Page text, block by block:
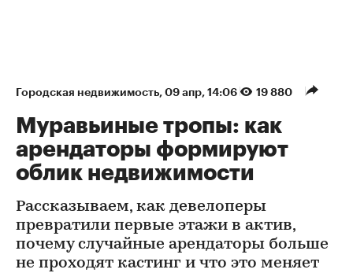
Городская недвижимость 09 апр, 14:06 19 880
Муравьиные тропы: как
арендаторы формируют
облик недвижимости
Рассказываем, как девелоперы
превратили первые этажи в актив,
почему случайные арендаторы больше
не проходят кастинг и что это меняет